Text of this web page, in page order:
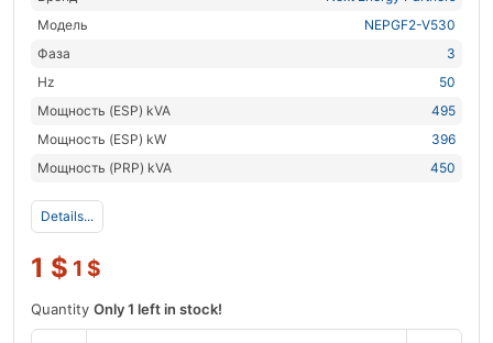
Модель
NEPGF2-V530
Фаза
3
Hz
50
Мощность (ESP) kVA
495
Мощность (ESP) kW
396
Мощность (PRP) kVA
450
Details...
1 $ 1 $
Quantity Only 1 left in stock!